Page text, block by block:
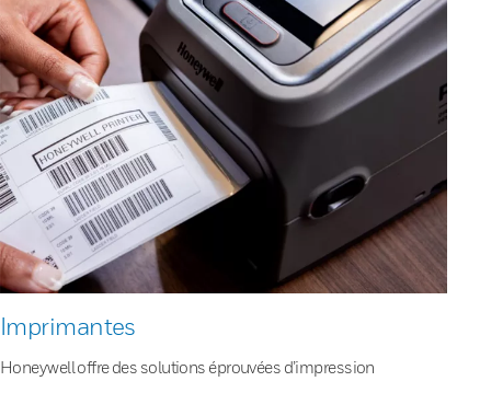
Imprimantes
Honeywell offre des solutions éprouvées d’impression